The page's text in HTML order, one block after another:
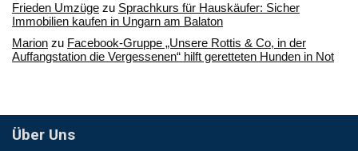
Frieden Umzüge zu Sprachkurs für Hauskäufer: Sicher
Immobilien kaufen in Ungarn am Balaton
Marion zu Facebook-Gruppe „Unsere Rottis & Co, in der
Auffangstation die Vergessenen“ hilft geretteten Hunden in Not
Über Uns